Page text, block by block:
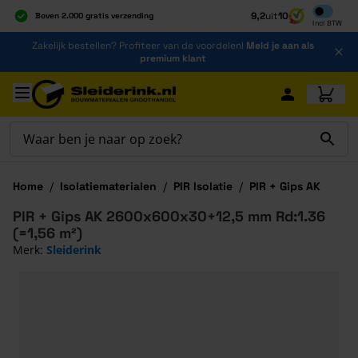
Boven 2.000 gratis verzending
Al 40 jaar dé specialist
Alles onder één dak
9,2uit10
Incl BTW
Inclusief
Ga naar de inhoud
Zakelijk bestellen? Profiteer van de voordelen! Meld je aan als
premium klant
Ga naar hoofdinhoud
Home / Isolatiematerialen / PIR Isolatie / PIR + Gips AK
PIR + Gips AK 2600x600x30+12,5 mm Rd:1.36
(=1,56 m²)
Merk: Sleiderink